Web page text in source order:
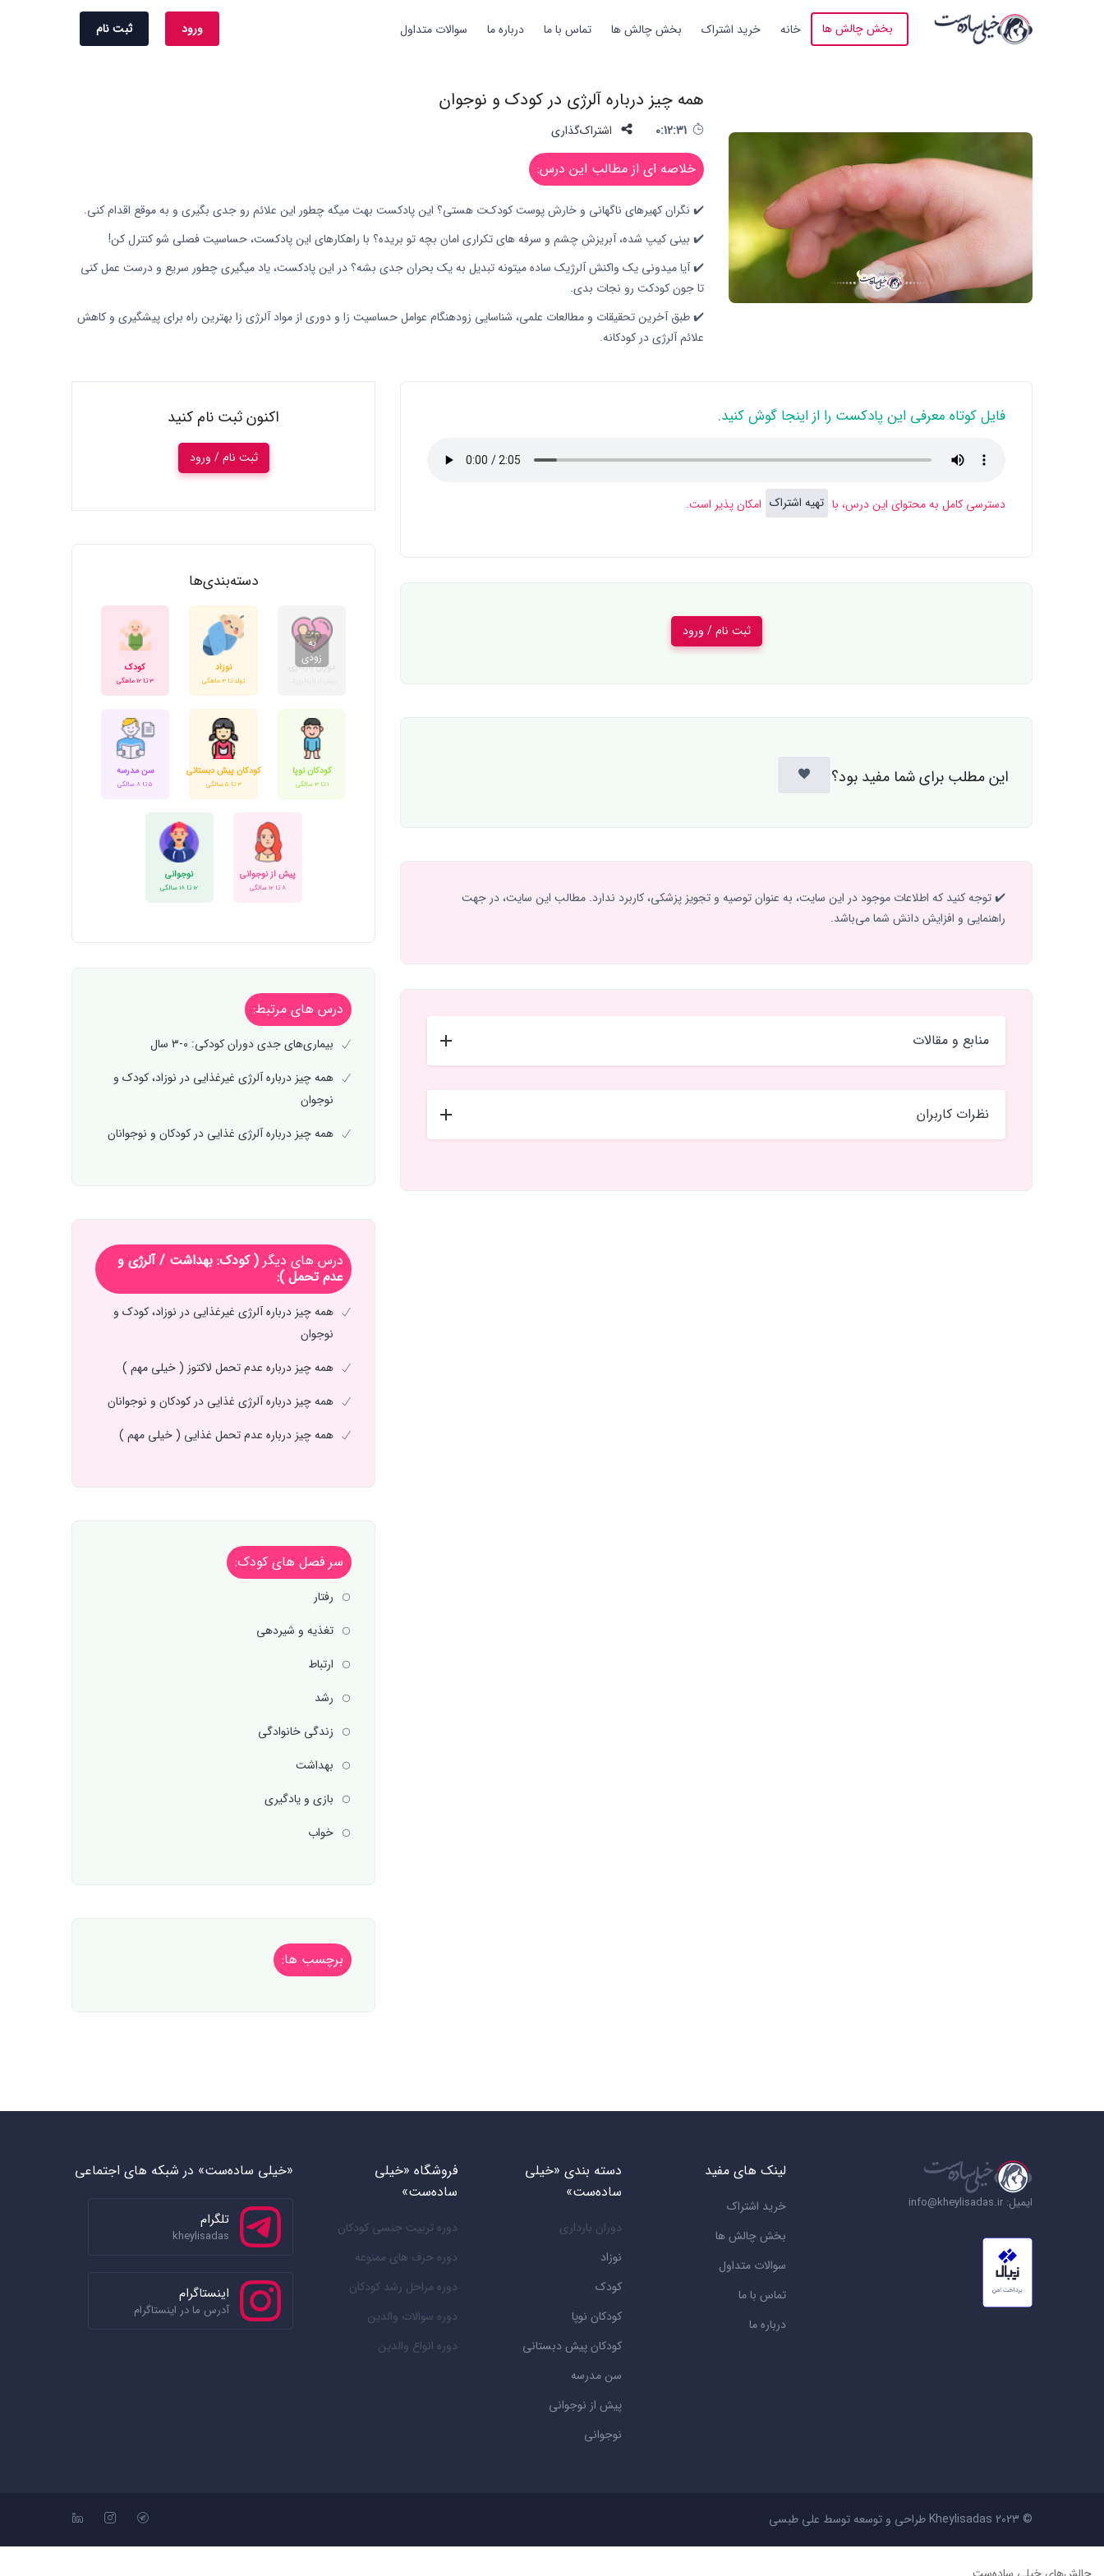
بخش چالش ها خانه خرید اشتراک بخش چالش ها تماس با ما درباره ما سوالات متداول ورود ثبت نام
همه چیز درباره آلرژی در کودک و نوجوان
0:12:31 اشتراک‌گذاری
خلاصه ای از مطالب این درس:
✔️ نگران کهیرهای ناگهانی و خارش پوست کودک‌ت هستی؟ این پادکست بهت میگه چطور این علائم رو جدی بگیری و به موقع اقدام کنی.
✔️ بینی کیپ شده، آبریزش چشم و سرفه های تکراری امان بچه تو بریده؟ با راهکارهای این پادکست، حساسیت فصلی شو کنترل کن!
✔️ آیا میدونی یک واکنش آلرژیک ساده میتونه تبدیل به یک بحران جدی بشه؟ در این پادکست، یاد میگیری چطور سریع و درست عمل کنی
تا جون کودکت رو نجات بدی.
✔️ طبق آخرین تحقیقات و مطالعات علمی، شناسایی زودهنگام عوامل حساسیت زا و دوری از مواد آلرژی زا بهترین راه برای پیشگیری و کاهش
علائم آلرژی در کودکانه.
فایل کوتاه معرفی این پادکست را از اینجا گوش کنید.
دسترسی کامل به محتوای این درس، با تهیه اشتراک امکان پذیر است.
ثبت نام / ورود
این مطلب برای شما مفید بود؟
✔️ توجه کنید که اطلاعات موجود در این سایت، به عنوان توصیه و تجویز پزشکی، کاربرد ندارد. مطالب این سایت، در جهت
راهنمایی و افزایش دانش شما می‌باشد.
منابع و مقالات
نظرات کاربران
اکنون ثبت نام کنید
ثبت نام / ورود
دسته‌بندی‌ها
دوران بارداری نوزاد
تولد تا 3 ماهگی
کودک
3 تا 12 ماهگی
کودکان نوپا
1 تا 3 سالگی
کودکان پیش دبستانی
3 تا 5 سالگی
سن مدرسه
5 تا 8 سالگی
پیش از نوجوانی
8 تا 12 سالگی
نوجوانی
12 تا 18 سالگی
درس های مرتبط:
بیماری‌های جدی دوران کودکی: ۰-۳ سال
همه چیز درباره آلرژی‌ غیرغذایی در نوزاد، کودک و
نوجوان
همه چیز درباره آلرژی غذایی در کودکان و نوجوانان
درس های دیگر ( کودک: بهداشت / آلرژی و
عدم تحمل ):
همه چیز درباره آلرژی‌ غیرغذایی در نوزاد، کودک و
نوجوان
همه چیز درباره عدم تحمل لاکتوز ( خیلی مهم )
همه چیز درباره آلرژی غذایی در کودکان و نوجوانان
همه چیز درباره عدم تحمل غذایی ( خیلی مهم )
سر فصل های کودک:
رفتار
تغذیه و شیردهی
ارتباط
رشد
زندگی خانوادگی
بهداشت
بازی و یادگیری
خواب
برچسب ها:
ایمیل: info@kheylisadas.ir
لینک های مفید
خرید اشتراک
بخش چالش ها
سوالات متداول
تماس با ما
درباره ما
دسته بندی «خیلی
ساده‌ست»
دوران بارداری
نوزاد
کودک
کودکان نوپا
کودکان پیش دبستانی
سن مدرسه
پیش از نوجوانی
نوجوانی
فروشگاه «خیلی
ساده‌ست»
دوره تربیت جنسی کودکان
دوره حرف های ممنوعه
دوره مراحل رشد کودکان
دوره سوالات والدین
دوره انواع والدین
«خیلی ساده‌ست» در شبکه های اجتماعی
تلگرام
kheylisadas
اینستاگرام
آدرس ما در اینستاگرام
© 2023 Kheylisadas طراحی و توسعه توسط علی طبسی